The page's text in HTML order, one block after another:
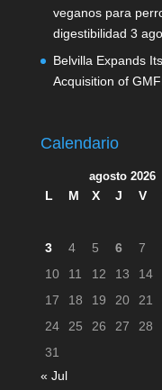
veganos para
digestibilidad 3
Belvilla Expands
Acquisition of
Calendario
agosto 2026
L M X J V
3
4 5 6 7
10
11 12 13 14
17
18 19 20 21
24
25 26 27 28
31
« Jul